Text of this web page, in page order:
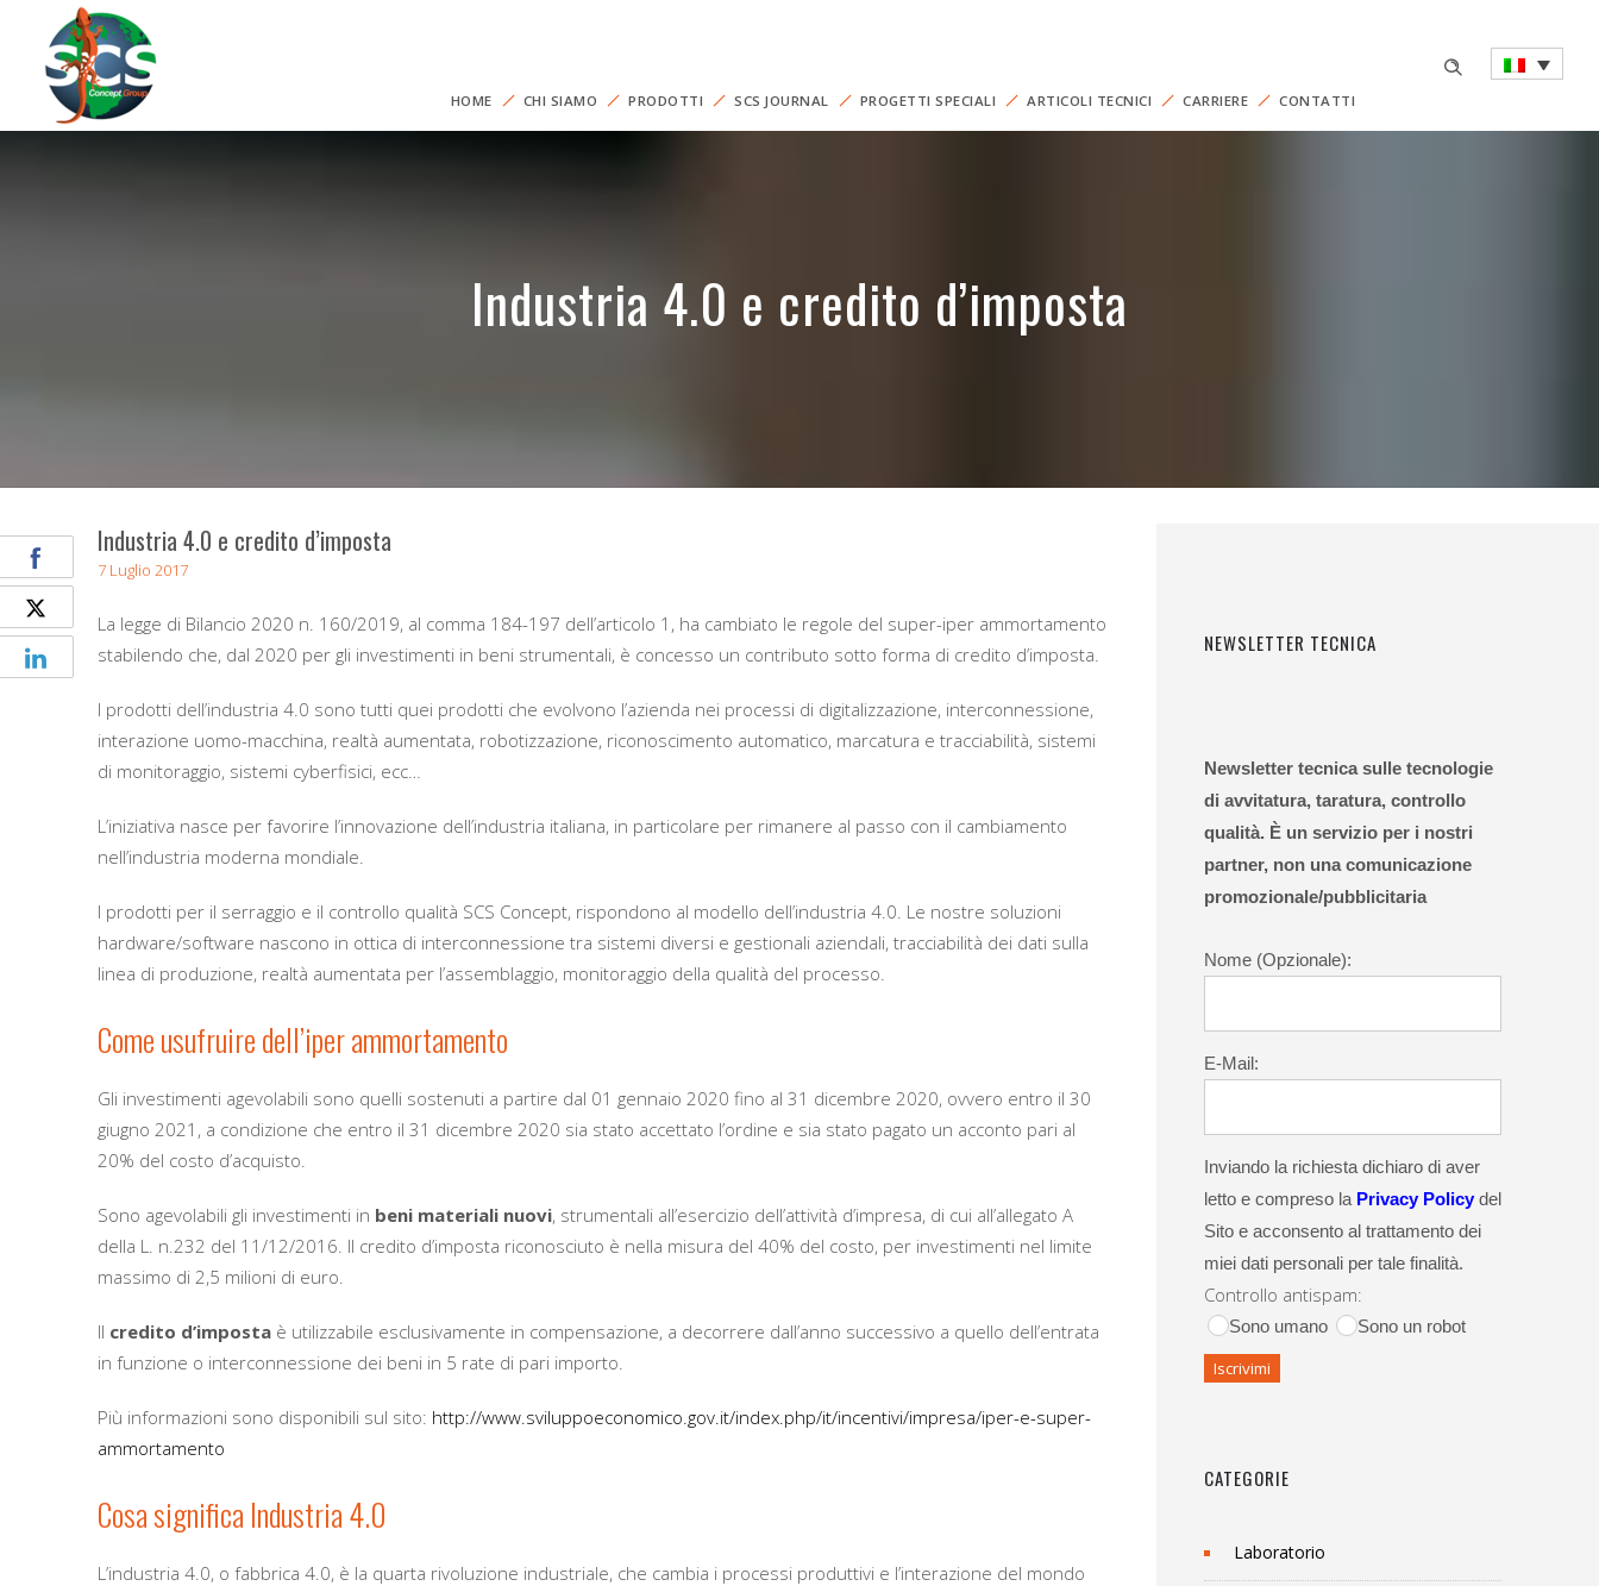
HOME CHI SIAMO PRODOTTI SCS JOURNAL PROGETTI SPECIALI ARTICOLI TECNICI CARRIERE CONTATTI
Industria 4.0 e credito d’imposta
Industria 4.0 e credito d’imposta
7 Luglio 2017
La legge di Bilancio 2020 n. 160/2019, al comma 184-197 dell’articolo 1, ha cambiato le regole del super-iper ammortamento
stabilendo che, dal 2020 per gli investimenti in beni strumentali, è concesso un contributo sotto forma di credito d’imposta.
I prodotti dell’industria 4.0 sono tutti quei prodotti che evolvono l’azienda nei processi di digitalizzazione, interconnessione,
interazione uomo-macchina, realtà aumentata, robotizzazione, riconoscimento automatico, marcatura e tracciabilità, sistemi
di monitoraggio, sistemi cyberfisici, ecc…
L’iniziativa nasce per favorire l’innovazione dell’industria italiana, in particolare per rimanere al passo con il cambiamento
nell’industria moderna mondiale.
I prodotti per il serraggio e il controllo qualità SCS Concept, rispondono al modello dell’industria 4.0. Le nostre soluzioni
hardware/software nascono in ottica di interconnessione tra sistemi diversi e gestionali aziendali, tracciabilità dei dati sulla
linea di produzione, realtà aumentata per l’assemblaggio, monitoraggio della qualità del processo.
Come usufruire dell’iper ammortamento
Gli investimenti agevolabili sono quelli sostenuti a partire dal 01 gennaio 2020 fino al 31 dicembre 2020, ovvero entro il 30
giugno 2021, a condizione che entro il 31 dicembre 2020 sia stato accettato l’ordine e sia stato pagato un acconto pari al
20% del costo d’acquisto.
Sono agevolabili gli investimenti in beni materiali nuovi, strumentali all’esercizio dell’attività d’impresa, di cui all’allegato A
della L. n.232 del 11/12/2016. Il credito d’imposta riconosciuto è nella misura del 40% del costo, per investimenti nel limite
massimo di 2,5 milioni di euro.
Il credito d’imposta è utilizzabile esclusivamente in compensazione, a decorrere dall’anno successivo a quello dell’entrata
in funzione o interconnessione dei beni in 5 rate di pari importo.
Più informazioni sono disponibili sul sito: http://www.sviluppoeconomico.gov.it/index.php/it/incentivi/impresa/iper-e-super-
ammortamento
Cosa significa Industria 4.0
L’industria 4.0, o fabbrica 4.0, è la quarta rivoluzione industriale, che cambia i processi produttivi e l’interazione del mondo
NEWSLETTER TECNICA
Newsletter tecnica sulle tecnologie
di avvitatura, taratura, controllo
qualità. È un servizio per i nostri
partner, non una comunicazione
promozionale/pubblicitaria
Nome (Opzionale):
E-Mail:
Inviando la richiesta dichiaro di aver
letto e compreso la Privacy Policy del
Sito e acconsento al trattamento dei
miei dati personali per tale finalità.
Controllo antispam:
Sono umano Sono un robot
CATEGORIE
Laboratorio